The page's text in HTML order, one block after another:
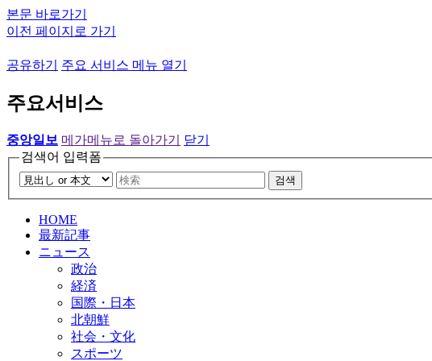
본문 바로가기
이전 페이지로 가기
공유하기 주요 서비스 메뉴 열기
주요서비스
중앙일보 메가메뉴로 돌아가기
닫기
검색어 입력폼
검색
HOME
最新記事
ニュース
政治
経済
国際・日本
北朝鮮
社会・文化
スポーツ